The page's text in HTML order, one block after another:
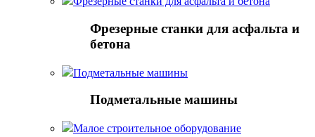
Фрезерные станки для асфальта и
бетона
Подметальные машины
Подметальные машины
Малое строительное оборудование